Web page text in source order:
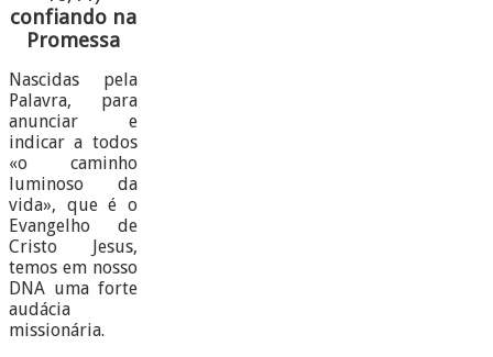
confiando na
Promessa
Nascidas pela
Palavra, para
anunciar e
indicar a todos
«o caminho
luminoso da
vida», que é o
Evangelho de
Cristo Jesus,
temos em nosso
DNA uma forte
audácia
missionária.